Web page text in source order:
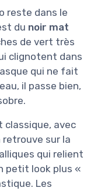
reste dans le
du noir mat
de vert très
clignotent dans
qui ne fait
il passe bien,
avec
retrouve sur la
qui relient
petit look plus «
Les